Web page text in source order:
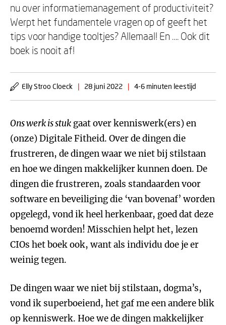
nu over informatiemanagement of productiviteit?
Werpt het fundamentele vragen op of geeft het
tips voor handige tooltjes? Allemaal! En …. Ook dit
boek is nooit af!
Elly Stroo Cloeck | 28 juni 2022 | 4-6 minuten leestijd
Ons werk is stuk gaat over kenniswerk(ers) en
(onze) Digitale Fitheid. Over de dingen die
frustreren, de dingen waar we niet bij stilstaan
en hoe we dingen makkelijker kunnen doen. De
dingen die frustreren, zoals standaarden voor
software en beveiliging die ‘van bovenaf’ worden
opgelegd, vond ik heel herkenbaar, goed dat deze
benoemd worden! Misschien helpt het, lezen
CIOs het boek ook, want als individu doe je er
weinig tegen.
De dingen waar we niet bij stilstaan, dogma’s,
vond ik superboeiend, het gaf me een andere blik
op kenniswerk. Hoe we de dingen makkelijker